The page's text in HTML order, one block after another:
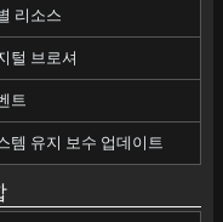
리소스
털 브로셔
트
템 유지 보수 업데이트